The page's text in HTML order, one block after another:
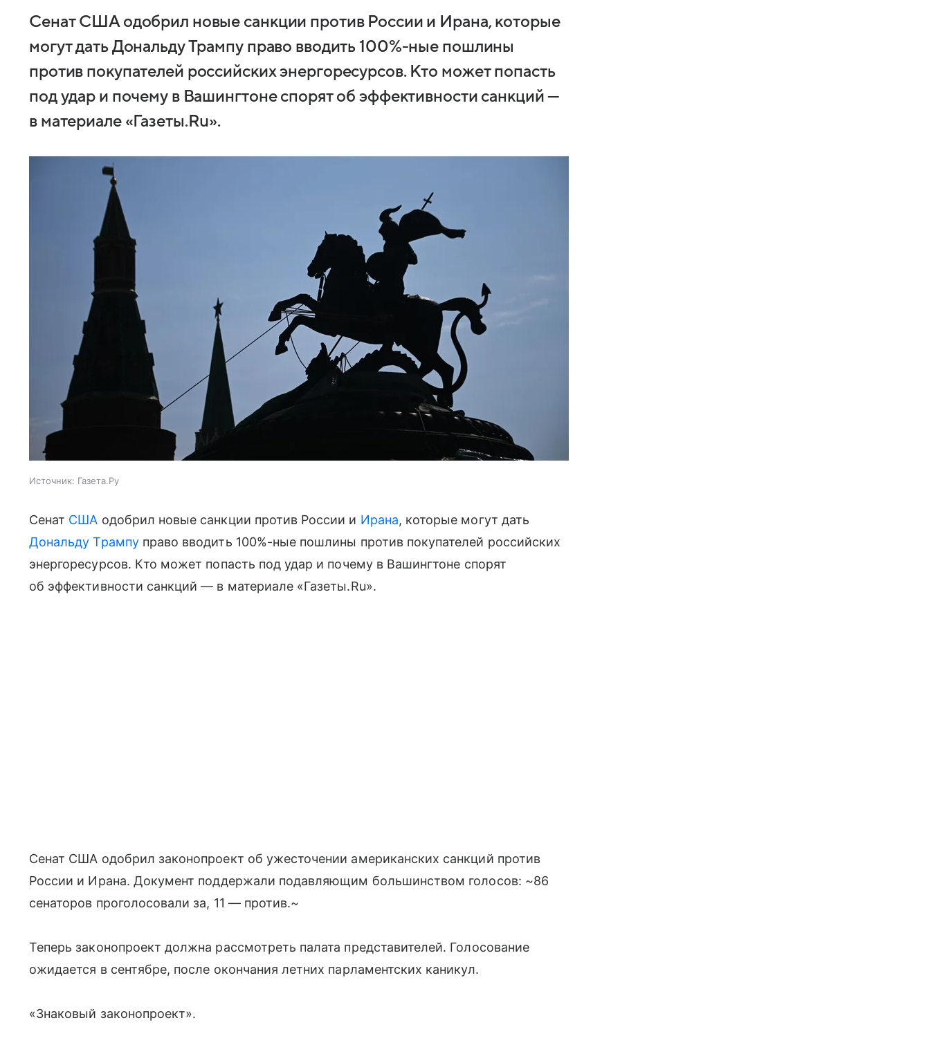
Сенат США одобрил новые санкции против России и Ирана, которые
могут дать Дональду Трампу право вводить 100%-ные пошлины
против покупателей российских энергоресурсов. Кто может попасть
под удар и почему в Вашингтоне спорят об эффективности санкций —
в материале «Газеты.Ru».
Источник: Газета.Ру
Сенат США одобрил новые санкции против России и Ирана, которые могут дать
Дональду Трампуправо вводить 100%-ные пошлины против покупателей российских
энергоресурсов. Кто может попасть под удар и почему в Вашингтоне спорят
об эффективности санкций — в материале «Газеты.Ru».
Сенат США одобрил законопроект об ужесточении американских санкций против
России и Ирана. Документ поддержали подавляющим большинством голосов: ~86
сенаторов проголосовали за, 11 — против.~
Теперь законопроект должна рассмотреть палата представителей. Голосование
ожидается в сентябре, после окончания летних парламентских каникул.
«Знаковый законопроект».